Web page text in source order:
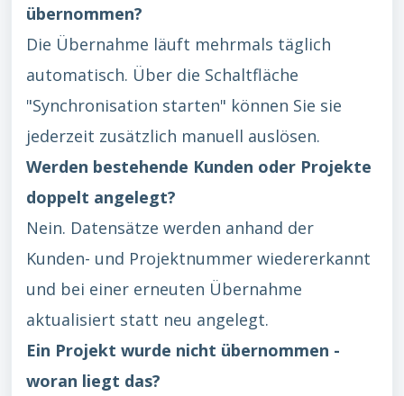
übernommen?
Die Übernahme läuft mehrmals täglich
automatisch. Über die Schaltfläche
"Synchronisation starten" können Sie sie
jederzeit zusätzlich manuell auslösen.
Werden bestehende Kunden oder Projekte
doppelt angelegt?
Nein. Datensätze werden anhand der
Kunden- und Projektnummer wiedererkannt
und bei einer erneuten Übernahme
aktualisiert statt neu angelegt.
Ein Projekt wurde nicht übernommen -
woran liegt das?